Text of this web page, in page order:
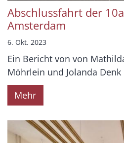
Abschlussfahrt der
Amsterdam
6. Okt. 2023
Ein Bericht von von
Möhrlein und Jolanda Denk
Mehr